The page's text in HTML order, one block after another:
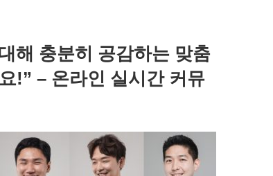
해 충분히 공감하는 맞춤
!” – 온라인 실시간 커뮤